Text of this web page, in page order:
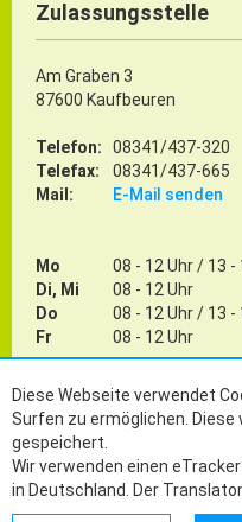
Zulassungsstelle
Am Graben 3
87600 Kaufbeuren
Telefon:
08341/437-320
Telefax:
08341/437-665
Mail:
E-Mail senden
Mo
08 - 12 Uhr / 13 -
Di, Mi
08 - 12 Uhr
Do
08 - 12 Uhr / 13 -
Fr
08 - 12 Uhr
weitere Zeiten nur nach
Sitemap
Diese Webseite verwendet
Surfen zu ermöglichen.
gespeichert.
Wir verwenden einen
in Deutschland. Der